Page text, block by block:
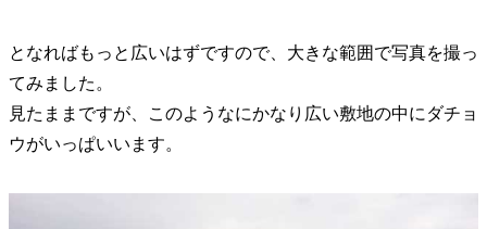
となればもっと広いはずですので、大きな範囲で写真を撮っ
てみました。
見たままですが、このようなにかなり広い敷地の中にダチョ
ウがいっぱいいます。